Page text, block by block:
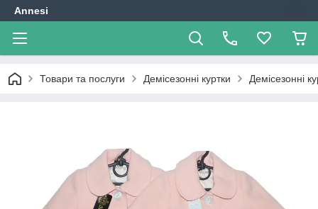
Annesi
Товари та послуги Демісезонні куртки Демісезонні